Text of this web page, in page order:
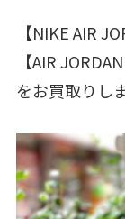
【NIKE AIR
【AIR
をお買取りし